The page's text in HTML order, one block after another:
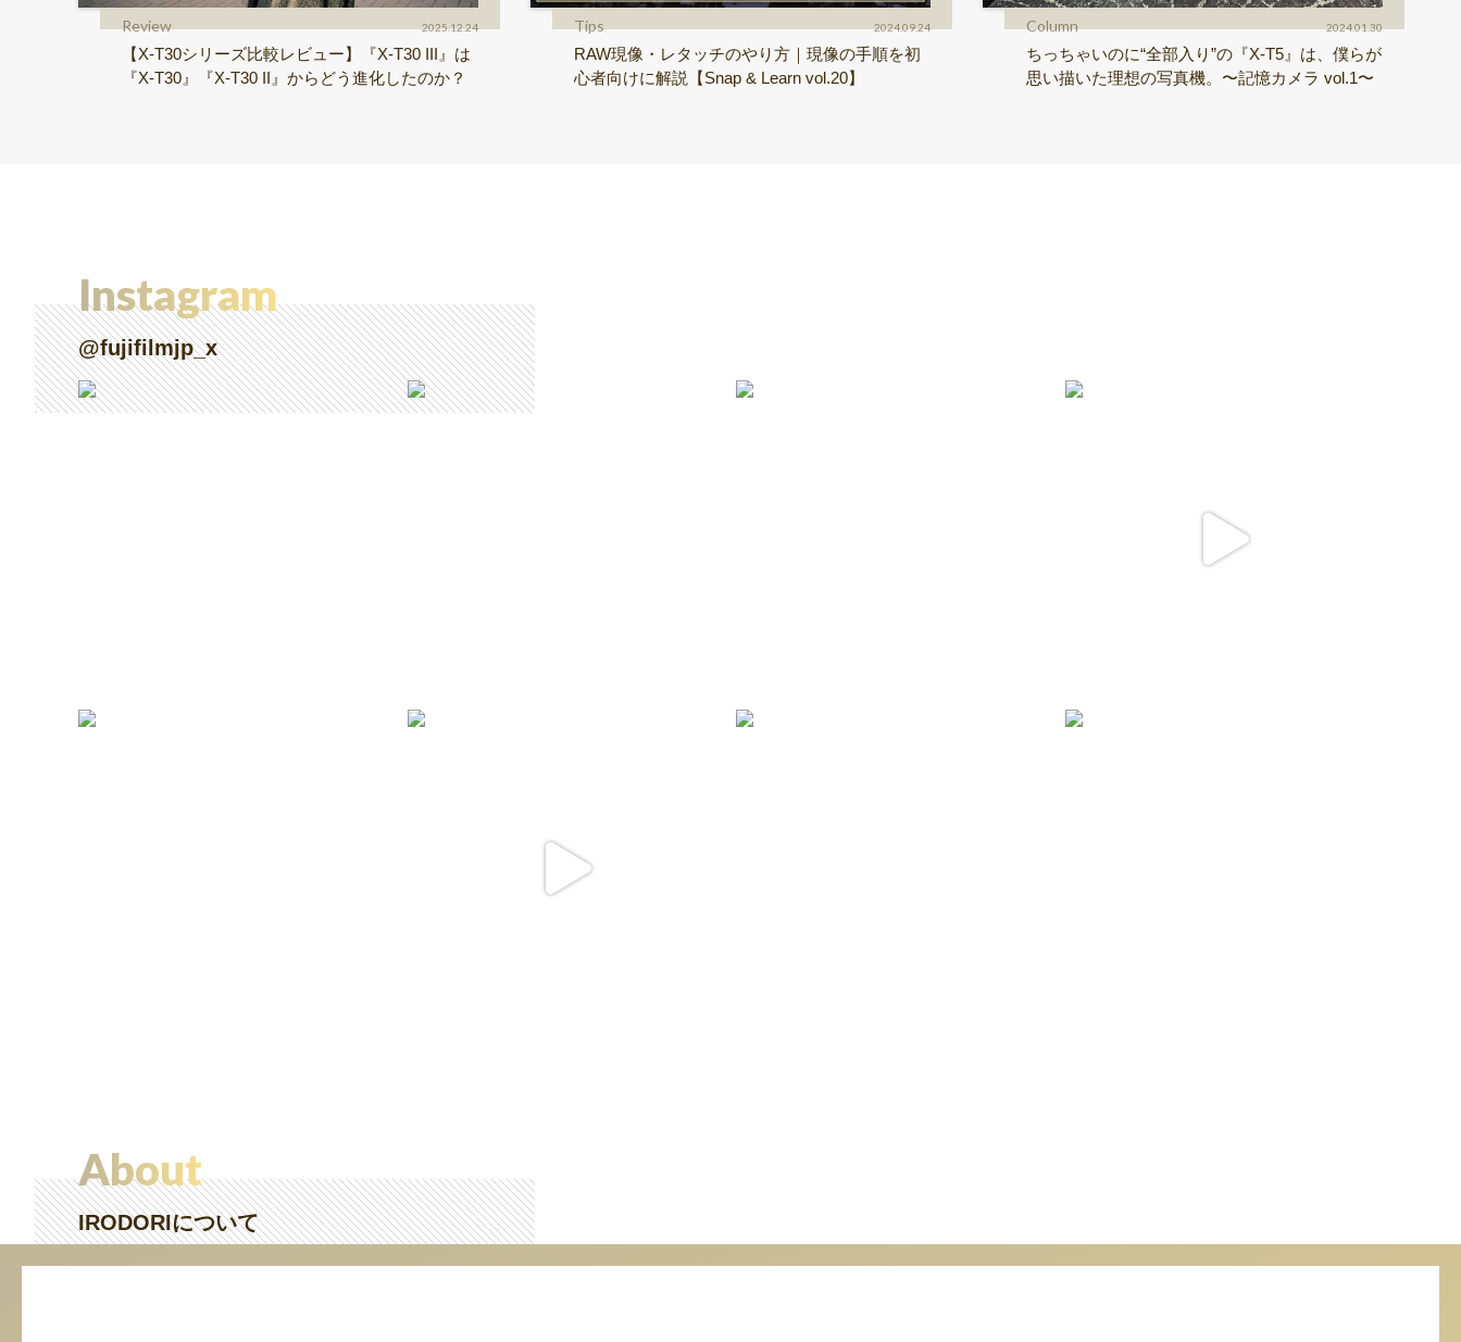
Review 2025.12.24
【X-T30シリーズ比較レビュー】『X-T30 III』は
『X-T30』『X-T30 II』からどう進化したのか？
Tips 2024.09.24
RAW現像・レタッチのやり方｜現像の手順を初
心者向けに解説【Snap & Learn vol.20】
Column 2024.01.30
ちっちゃいのに“全部入り”の『X-T5』は、僕らが
思い描いた理想の写真機。〜記憶カメラ vol.1〜
Instagram
@fujifilmjp_x
About
IRODORIについて